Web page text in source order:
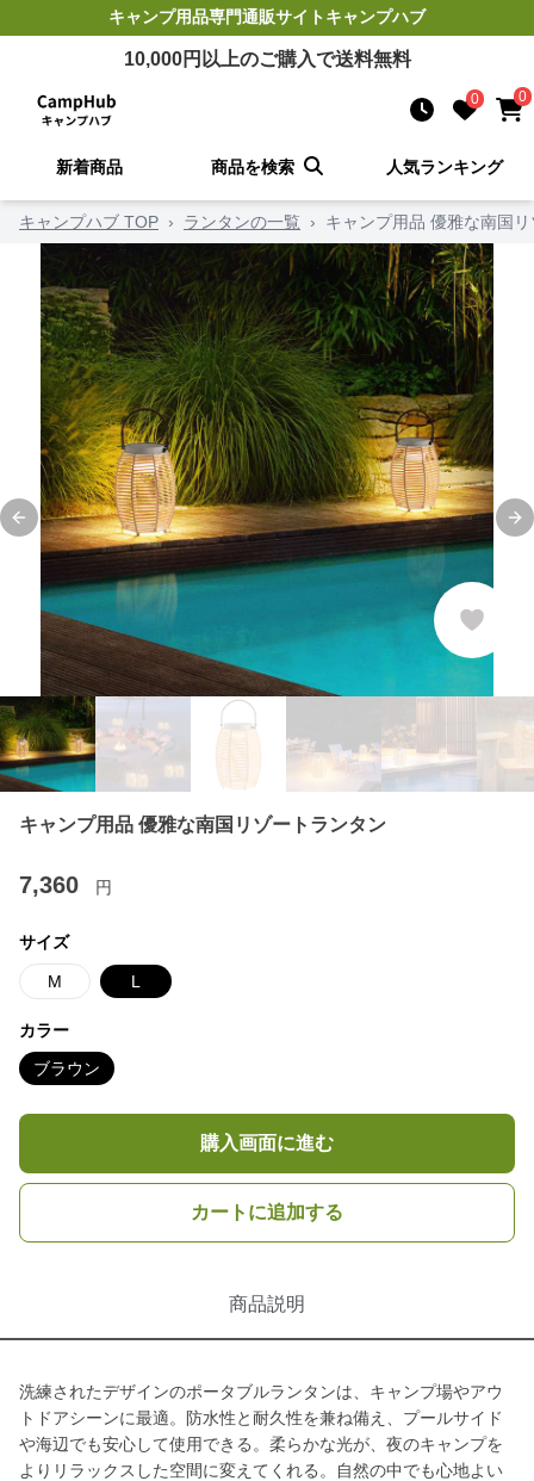
キャンプ用品専門通販サイトキャンプハブ
10,000円以上のご購入で送料無料
0 0
新着商品 商品を検索 人気ランキング
キャンプハブ TOP › ランタンの一覧 › キャンプ用品 優雅な南国
Previous slide
キャンプ用品 優雅な南国リゾートランタン
7,360 円
サイズ
M L
カラー
ブラウン
購入画面に進む
カートに追加する
商品説明
洗練されたデザインのポータブルランタンは、キャンプ場やアウ
トドアシーンに最適。防水性と耐久性を兼ね備え、プールサイド
や海辺でも安心して使用できる。柔らかな光が、夜のキャンプを
よりリラックスした空間に変えてくれる。自然の中でも心地よい